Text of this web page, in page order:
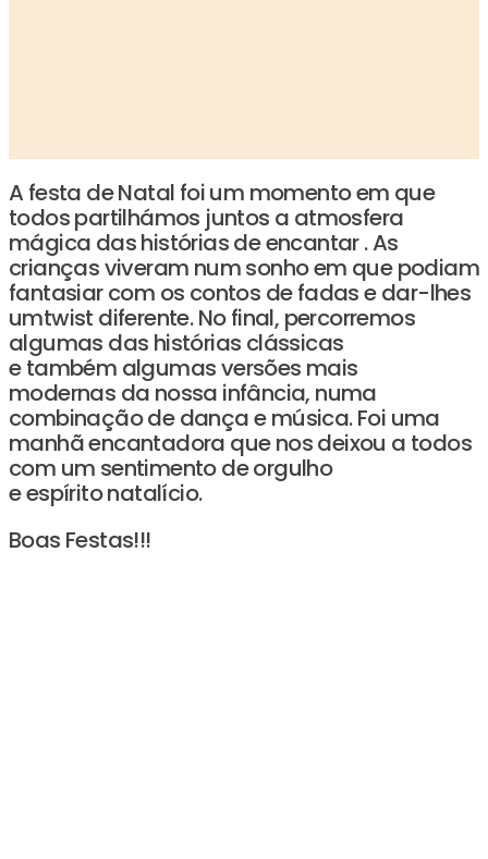
A festa de Natal foi um momento em que
todos partilhámos juntos a atmosfera
mágica das histórias de encantar . As
crianças viveram num sonho em que podiam
fantasiar com os contos de fadas e dar-lhes
umtwist diferente. No final, percorremos
algumas das histórias clássicas
e também algumas versões mais
modernas da nossa infância, numa
combinação de dança e música. Foi uma
manhã encantadora que nos deixou a todos
com um sentimento de orgulho
e espírito natalício.
Boas Festas!!!